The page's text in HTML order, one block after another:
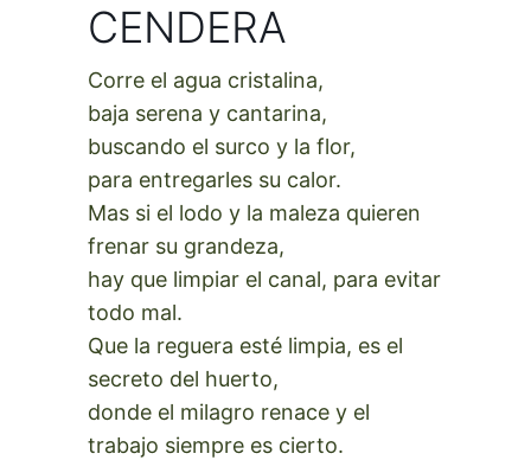
CENDERA
Corre el agua cristalina,
baja serena y cantarina,
buscando el surco y la flor,
para entregarles su calor.
Mas si el lodo y la maleza quieren
frenar su grandeza,
hay que limpiar el canal, para evitar
todo mal.
Que la reguera esté limpia, es el
secreto del huerto,
donde el milagro renace y el
trabajo siempre es cierto.